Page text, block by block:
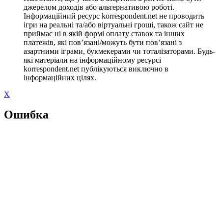
джерелом доходів або альтернативою роботі.
Інформаційний ресурс korrespondent.net не проводить
ігри на реальні та/або віртуальні гроші, також сайт не
приймає ні в якій формі оплату ставок та інших
платежів, які пов’язані/можуть бути пов’язані з
азартними іграми, букмекерами чи тоталізаторами. Будь-
які матеріали на інформаційному ресурсі
korrespondent.net публікуються виключно в
інформаційних цілях.
X
Ошибка